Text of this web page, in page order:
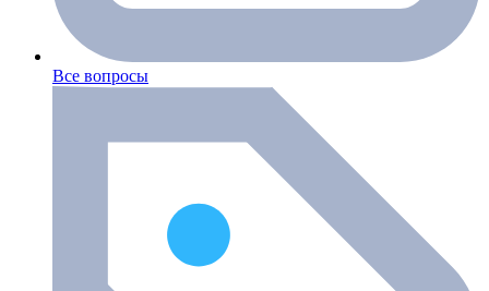
Все вопросы